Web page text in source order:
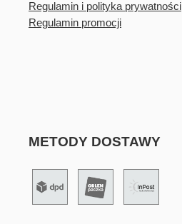
Regulamin i polityka prywatności
Regulamin promocji
METODY DOSTAWY